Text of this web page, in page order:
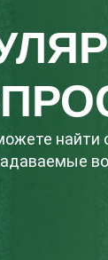
найти